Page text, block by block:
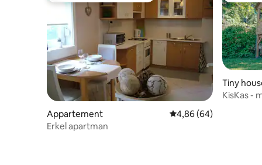
Appartement Évaluation moyenne
4,86 (64)
Erkel apartman
Tiny
KisKas -